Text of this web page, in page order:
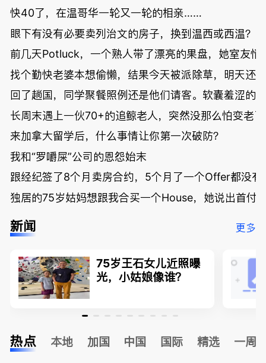
快40了，在温哥华一轮又一轮的相亲……
眼下有没有必要卖列治文的房子，换到温西或西温？
前几天Potluck，一个熟人带了漂亮的果盘，她室友悄
找个勤快老婆本想偷懒，结果今天被派除草，明天还
回了趟国，同学聚餐照例还是他们请客。软囊羞涩的
长周末遇上一伙70+的追鲸老人，突然没那么怕变老了
来加拿大留学后，什么事情让你第一次破防？
我和“罗嚼屎”公司的恩怨始末
跟经纪签了8个月卖房合约，5个月了一个Offer都没有
独居的75岁姑妈想跟我合买一个House，她说出首付
新闻 更多
75岁王石女儿近照曝
光，小姑娘像谁？
热点 本地 加国 中国 国际 精选 一周